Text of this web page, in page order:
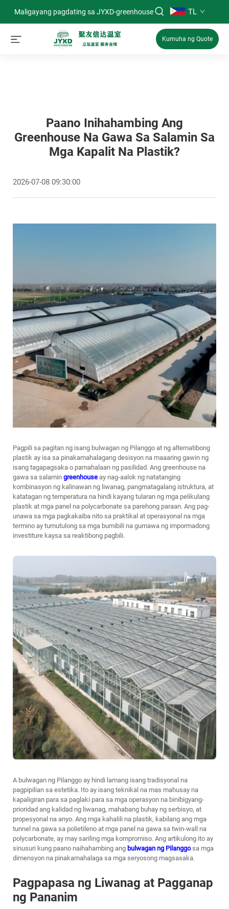
Maligayang pagdating sa JYXD-greenhouse TL
Kumuha ng Quote
Paano Inihahambing Ang
Greenhouse Na Gawa Sa Salamin Sa
Mga Kapalit Na Plastik?
2026-07-08 09:30:00
Pagpili sa pagitan ng isang bulwagan ng Pilanggo at ng alternatibong
plastik ay isa sa pinakamahalagang desisyon na maaaring gawin ng
isang tagapagsaka o pamahalaan ng pasilidad. Ang greenhouse na
gawa sa salamin greenhouse ay nag-aalok ng natatanging
kombinasyon ng kalinawan ng liwanag, pangmatagalang istruktura, at
katatagan ng temperatura na hindi kayang tularan ng mga pelikulang
plastik at mga panel na polycarbonate sa parehong paraan. Ang pag-
unawa sa mga pagkakaiba nito sa praktikal at operasyonal na mga
termino ay tumutulong sa mga bumibili na gumawa ng impormadong
investiture kaysa sa reaktibong pagbili.
A bulwagan ng Pilanggo ay hindi lamang isang tradisyonal na
pagpipilian sa estetika. Ito ay isang teknikal na mas mahusay na
kapaligiran para sa paglaki para sa mga operasyon na binibigyang-
prioridad ang kalidad ng liwanag, mahabang buhay ng serbisyo, at
propesyonal na anyo. Ang mga kahalili na plastik, kabilang ang mga
tunnel na gawa sa polietileno at mga panel na gawa sa twin-wall na
polycarbonate, ay may sariling mga kompromiso. Ang artikulong ito ay
sinusuri kung paano naihahambing ang bulwagan ng Pilanggosa mga
dimensyon na pinakamahalaga sa mga seryosong magsasaka.
Pagpapasa ng Liwanag at Pagganap
ng Pananim